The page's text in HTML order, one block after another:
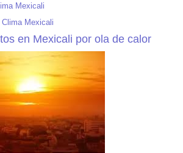
Mexicali
Clima Mexicali
en Mexicali por ola de calor